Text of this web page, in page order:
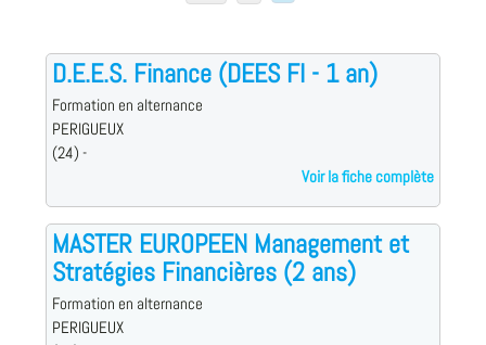
D.E.E.S. Finance (DEES FI - 1 an)
Formation en alternance
PERIGUEUX
(24) -
Voir la fiche complète
MASTER EUROPEEN Management et
Stratégies Financières (2 ans)
Formation en alternance
PERIGUEUX